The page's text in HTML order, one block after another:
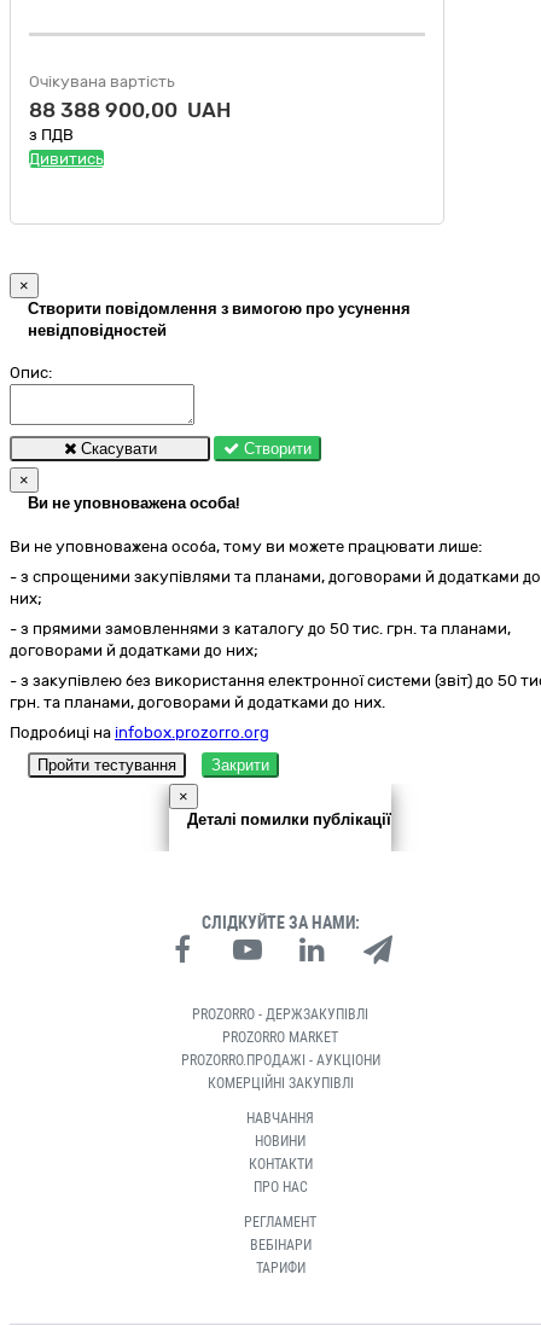
Очікувана вартість
88 388 900,00 UAH
з ПДВ
Дивитись
×
Створити повідомлення з вимогою про усунення
невідповідностей
Опис:
Скасувати
Створити
×
Ви не уповноважена особа!
Ви не уповноважена особа, тому ви можете працювати лише:
- з спрощеними закупівлями та планами, договорами й додатками до
них;
- з прямими замовленнями з каталогу до 50 тис. грн. та планами,
договорами й додатками до них;
- з закупівлею без використання електронної системи (звіт) до 50
грн. та планами, договорами й додатками до них.
Подробиці на infobox.prozorro.org
Пройти тестування
Закрити
×
Деталі помилки публікації
СЛІДКУЙТЕ ЗА НАМИ:
PROZORRO - ДЕРЖЗАКУПІВЛІ
PROZORRO MARKET
PROZORRO.ПРОДАЖІ - АУКЦІОНИ
КОМЕРЦІЙНІ ЗАКУПІВЛІ
НАВЧАННЯ
НОВИНИ
КОНТАКТИ
ПРО НАС
РЕГЛАМЕНТ
ВЕБІНАРИ
ТАРИФИ